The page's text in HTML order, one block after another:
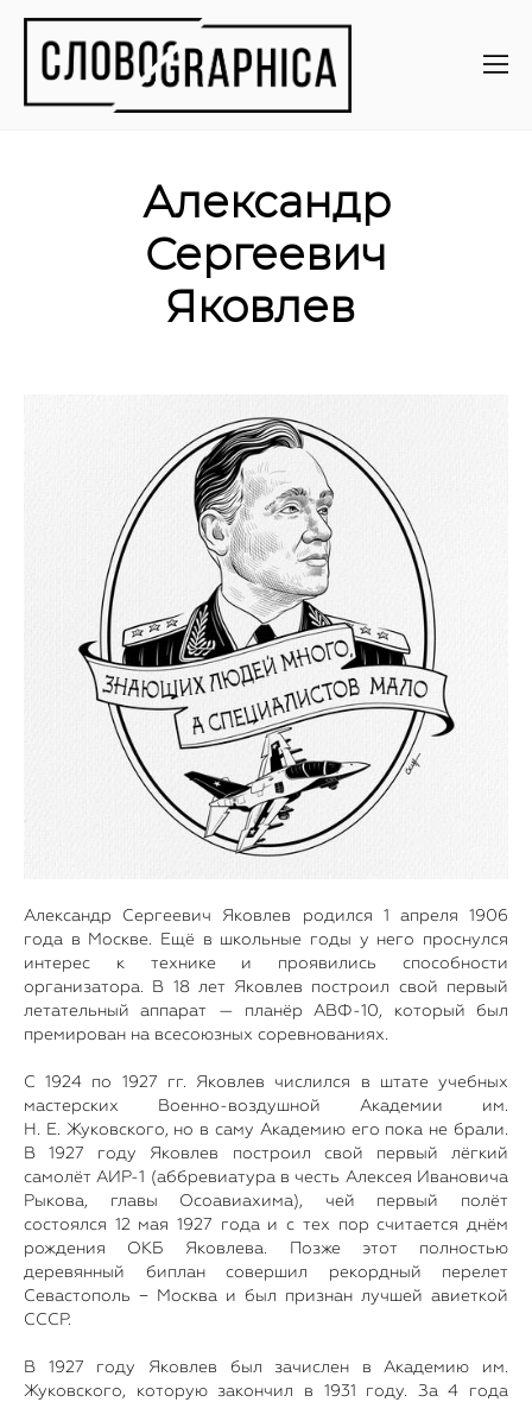
Александр
Сергеевич
Яковлев
Александр Сергеевич Яковлев родился 1 апреля 1906
года в Москве. Ещё в школьные годы у него проснулся
интерес к технике и проявились способности
организатора. В 18 лет Яковлев построил свой первый
летательный аппарат — планёр АВФ-10, который был
премирован на всесоюзных соревнованиях.
С 1924 по 1927 гг. Яковлев числился в штате учебных
мастерских Военно-воздушной Академии им.
Н. Е. Жуковского, но в саму Академию его пока не брали.
В 1927 году Яковлев построил свой первый лёгкий
самолёт АИР-1 (аббревиатура в честь Алексея Ивановича
Рыкова, главы Осоавиахима), чей первый полёт
состоялся 12 мая 1927 года и с тех пор считается днём
рождения ОКБ Яковлева. Позже этот полностью
деревянный биплан совершил рекордный перелет
Севастополь − Москва и был признан лучшей авиеткой
СССР.
В 1927 году Яковлев был зачислен в Академию им.
Жуковского, которую закончил в 1931 году. За 4 года